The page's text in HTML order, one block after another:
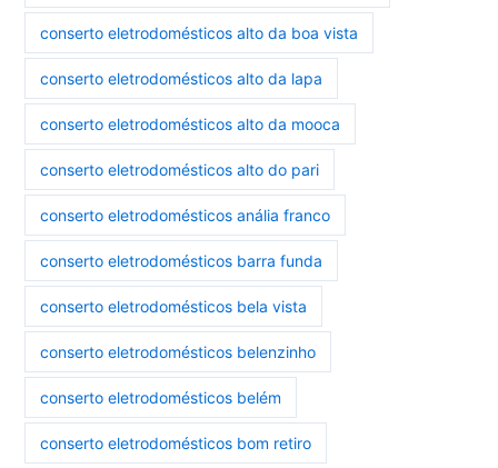
conserto eletrodomésticos alto da boa vista
conserto eletrodomésticos alto da lapa
conserto eletrodomésticos alto da mooca
conserto eletrodomésticos alto do pari
conserto eletrodomésticos anália franco
conserto eletrodomésticos barra funda
conserto eletrodomésticos bela vista
conserto eletrodomésticos belenzinho
conserto eletrodomésticos belém
conserto eletrodomésticos bom retiro